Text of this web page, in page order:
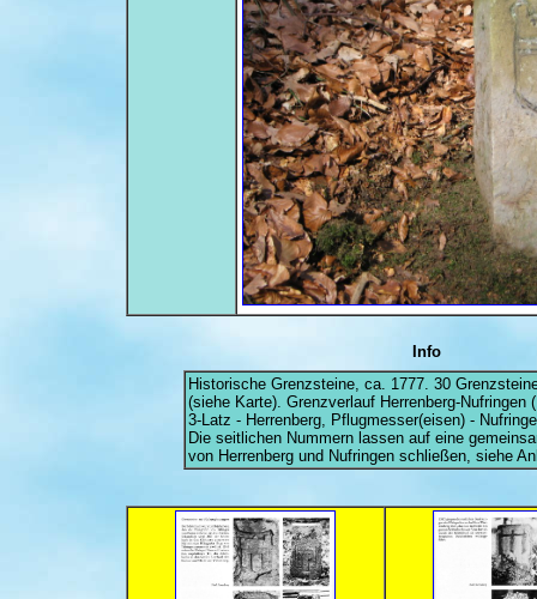
Info
Historische Grenzsteine, ca. 1777. 30
(siehe Karte). Grenzverlauf Herrenberg-Nufringen
3-Latz - Herrenberg, Pflugmesser(eisen) -
Die seitlichen Nummern lassen auf eine
von Herrenberg und Nufringen schließen, siehe